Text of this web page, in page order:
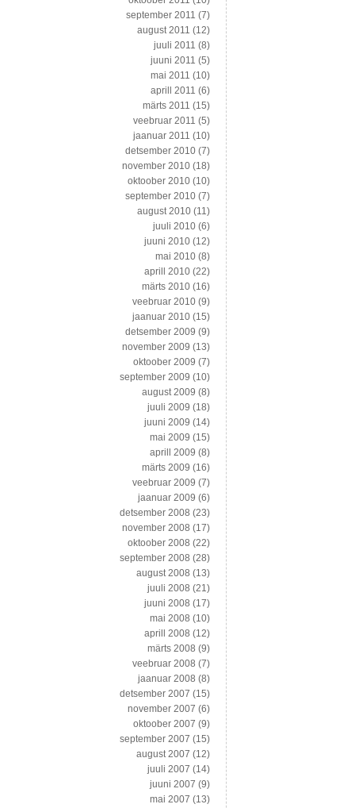
september 2011 (7)
august 2011 (12)
juuli 2011 (8)
juuni 2011 (5)
mai 2011 (10)
aprill 2011 (6)
märts 2011 (15)
veebruar 2011 (5)
jaanuar 2011 (10)
detsember 2010 (7)
november 2010 (18)
oktoober 2010 (10)
september 2010 (7)
august 2010 (11)
juuli 2010 (6)
juuni 2010 (12)
mai 2010 (8)
aprill 2010 (22)
märts 2010 (16)
veebruar 2010 (9)
jaanuar 2010 (15)
detsember 2009 (9)
november 2009 (13)
oktoober 2009 (7)
september 2009 (10)
august 2009 (8)
juuli 2009 (18)
juuni 2009 (14)
mai 2009 (15)
aprill 2009 (8)
märts 2009 (16)
veebruar 2009 (7)
jaanuar 2009 (6)
detsember 2008 (23)
november 2008 (17)
oktoober 2008 (22)
september 2008 (28)
august 2008 (13)
juuli 2008 (21)
juuni 2008 (17)
mai 2008 (10)
aprill 2008 (12)
märts 2008 (9)
veebruar 2008 (7)
jaanuar 2008 (8)
detsember 2007 (15)
november 2007 (6)
oktoober 2007 (9)
september 2007 (15)
august 2007 (12)
juuli 2007 (14)
juuni 2007 (9)
mai 2007 (13)